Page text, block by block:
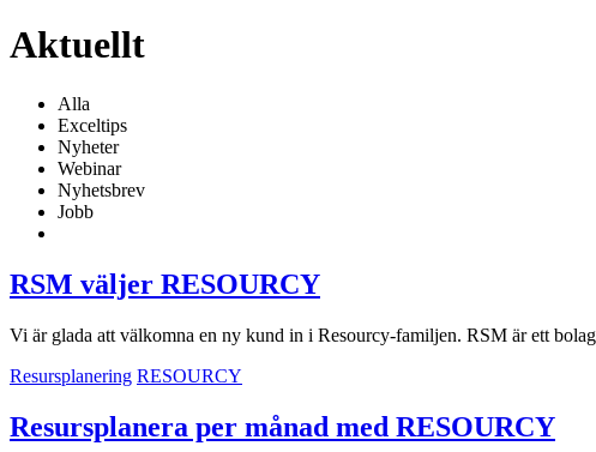
Aktuellt
Alla
Exceltips
Nyheter
Webinar
Nyhetsbrev
Jobb
RSM väljer RESOURCY
Vi är glada att välkomna en ny kund in i Resourcy-familjen. RSM är ett
Resursplanering RESOURCY
Resursplanera per månad med RESOURCY